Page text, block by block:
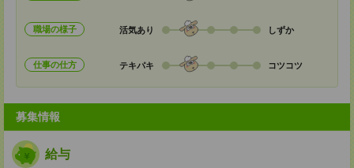
職場の様子 活気あり しずか
仕事の仕方 テキパキ コツコツ
募集情報
給与